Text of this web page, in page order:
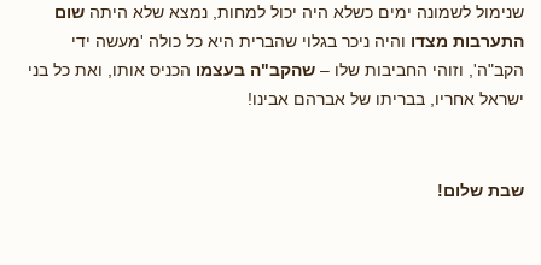
שנימול לשמונה ימים כשלא היה יכול למחות, נמצא שלא היתה שום
התערבות מצדו והיה ניכר בגלוי שהברית היא כל כולה 'מעשה ידי
הקב"ה', וזוהי החביבות שלו – שהקב"ה בעצמו הכניס אותו, ואת כל בני
ישראל אחריו, בבריתו של אברהם אבינו!
שבת שלום!